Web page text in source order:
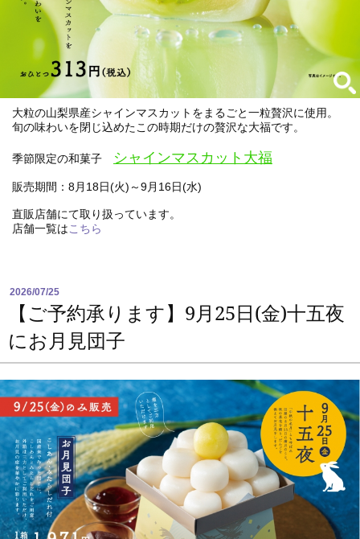
大粒の山梨県産シャインマスカットをまるごと一粒贅沢に使用。
旬の味わいを閉じ込めたこの時期だけの贅沢な大福です。
季節限定の和菓子 シャインマスカット大福
販売期間：8月18日(火)～9月16日(水)
直販店舗にて取り扱っています。
店舗一覧はこちら
2026/07/25
【ご予約承ります】9月25日(金)十五夜
にお月見団子